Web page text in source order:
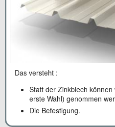
Das versteht :
Statt der Zinkblech
erste Wahl) genommen
Die Befestigung.